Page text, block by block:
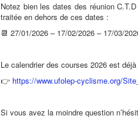
Notez bien les dates des réunion
traitée en dehors de ces dates :
📆 27/01/2026 – 17/02/2026 – 17/03/
Le calendrier des courses 2026 est
👉 https://www.ufolep-cyclisme.org/
Si vous avez la moindre question